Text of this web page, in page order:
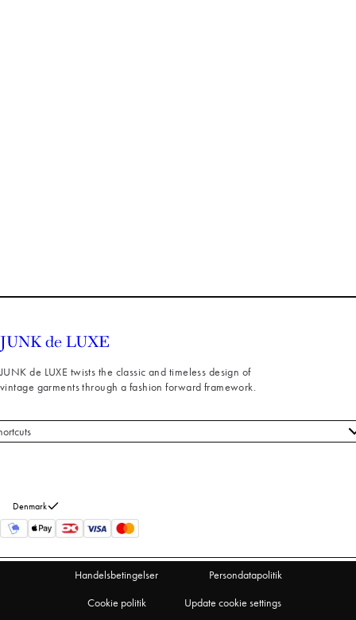
JUNK de LUXE twists the classic and timeless design of
vintage garments through a fashion forward framework.
styles
Denmark
Handelsbetingelser
Persondatapolitik
Cookie politik
Update cookie settings